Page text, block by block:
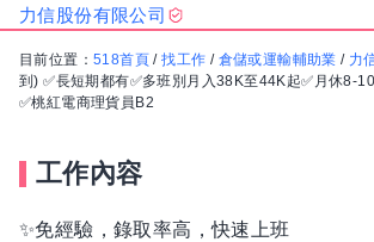
力信股份有限公司
目前位置： 518首頁 /找工作 / 倉儲或運輸輔助業 / 力
到) ✅長短期都有✅多班別月入38K至44K起✅月休8-
✅桃紅電商理貨員B2
工作內容
✨免經驗，錄取率高，快速上班